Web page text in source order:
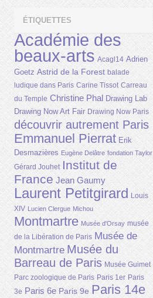
ÉTIQUETTES
Académie des
beaux-arts Acagl14 Adrien
Goetz Astrid de la Forest balade
ludique dans Paris Carine Tissot Carreau
du Temple Christine Phal Drawing Lab
Drawing Now Art Fair Drawing Now Paris
découvrir autrement Paris
Emmanuel Pierrat Erik
Desmazières Eugène Delâtre fondation Taylor
Gérard Jouhet Institut de
France Jean Gaumy
Laurent Petitgirard Louis
XIV Lucien Clergue Michou
Montmartre Musée d'Orsay musée
de la Libération de Paris Musée de
Montmartre Musée du
Barreau de Paris Musée Guimet
Parc zoologique de Paris Paris 1er Paris
3e Paris 6e Paris 9e Paris 14e